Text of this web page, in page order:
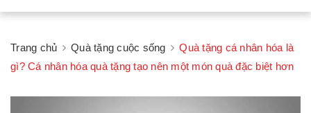
Trang chủ Quà tặng cuộc sống
Quà tặng cá nhân hóa là
gì? Cá nhân hóa quà tặng tạo nên một món quà đặc biệt hơn